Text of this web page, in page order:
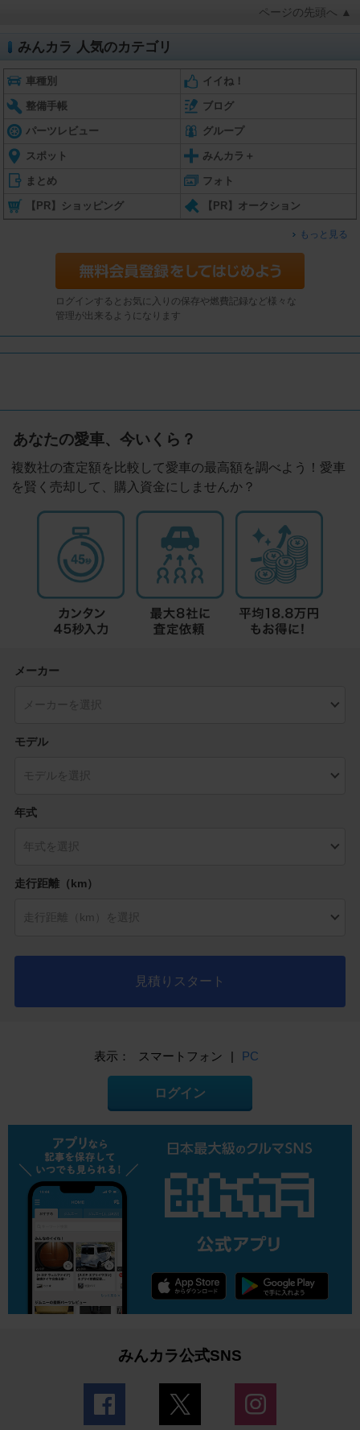
ページの先頭へ ▲
みんカラ 人気のカテゴリ
車種別 イイね！
整備手帳 ブログ
パーツレビュー グループ
スポット みんカラ＋
まとめ フォト
【PR】ショッピング 【PR】オークション
もっと見る
ログインするとお気に入りの保存や燃費記録など様々な
管理が出来るようになります
あなたの愛車、今いくら？
複数社の査定額を比較して愛車の最高額を調べよう！愛車
を賢く売却して、購入資金にしませんか？
メーカー
モデル
年式
走行距離（km）
見積りスタート
表示： スマートフォン | PC
ログイン
みんカラ公式SNS